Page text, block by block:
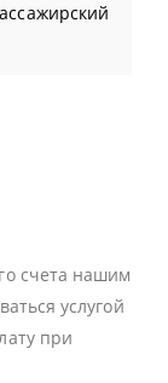
счета нашим
услугой
при